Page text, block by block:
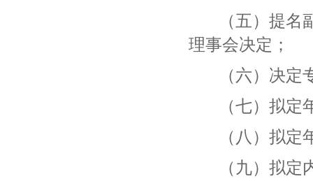
（五）提
理事会决定；
（六）决
（七）拟
（八）拟
（九）拟